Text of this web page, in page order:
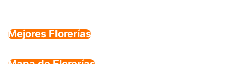
Mejores Florerías